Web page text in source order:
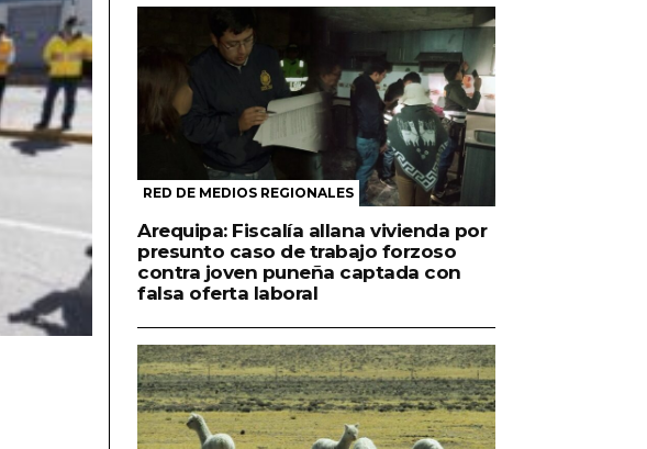
RED DE MEDIOS REGIONALES
Arequipa: Fiscalía allana vivienda por
presunto caso de trabajo forzoso
contra joven puneña captada con
falsa oferta laboral